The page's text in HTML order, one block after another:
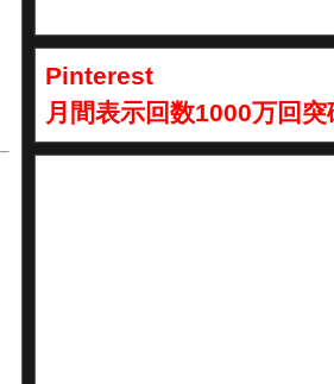
Pinterest
月間表示回数1000万回突